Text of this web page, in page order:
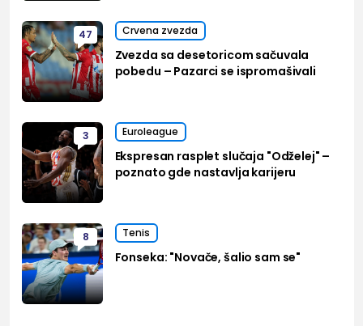
47 Crvena zvezda
Zvezda sa desetoricom sačuvala
pobedu – Pazarci se ispromašivali
3 Euroleague
Ekspresan rasplet slučaja "Odželej" –
poznato gde nastavlja karijeru
8 Tenis
Fonseka: "Novače, šalio sam se"